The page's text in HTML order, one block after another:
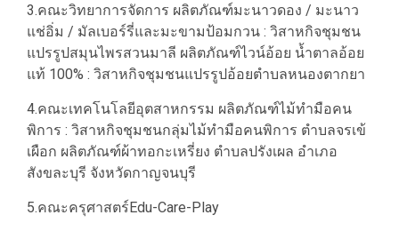
3.คณะวิทยาการจัดการ ผลิตภัณฑ์มะนาวดอง / มะนาว
แช่อิ่ม / มัลเบอร์รี่และมะขามป้อมกวน : วิสาหกิจชุมชน
แปรรูปสมุนไพรสวนมาลี ผลิตภัณฑ์ไวน์อ้อย น้ำตาลอ้อย
แท้ 100% : วิสาหกิจชุมชนแปรรูปอ้อยตำบลหนองตากยา
4.คณะเทคโนโลยีอุตสาหกรรม ผลิตภัณฑ์ไม้ทำมือคน
พิการ : วิสาหกิจชุมชนกลุ่มไม้ทำมือคนพิการ ตำบลจรเข้
เผือก ผลิตภัณฑ์ผ้าทอกะเหรี่ยง ตำบลปรังเผล อำเภอ
สังขละบุรี จังหวัดกาญจนบุรี
5.คณะครุศาสตร์Edu-Care-Play